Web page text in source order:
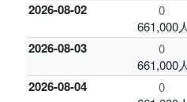
2026-08-02
0
661,000人
2026-08-03
0
661,000人
2026-08-04
0